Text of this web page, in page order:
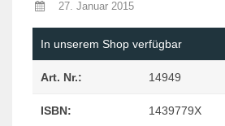
27. Januar 2015
In unserem Shop verfügbar
Art. Nr.: 14949
ISBN: 1439779X